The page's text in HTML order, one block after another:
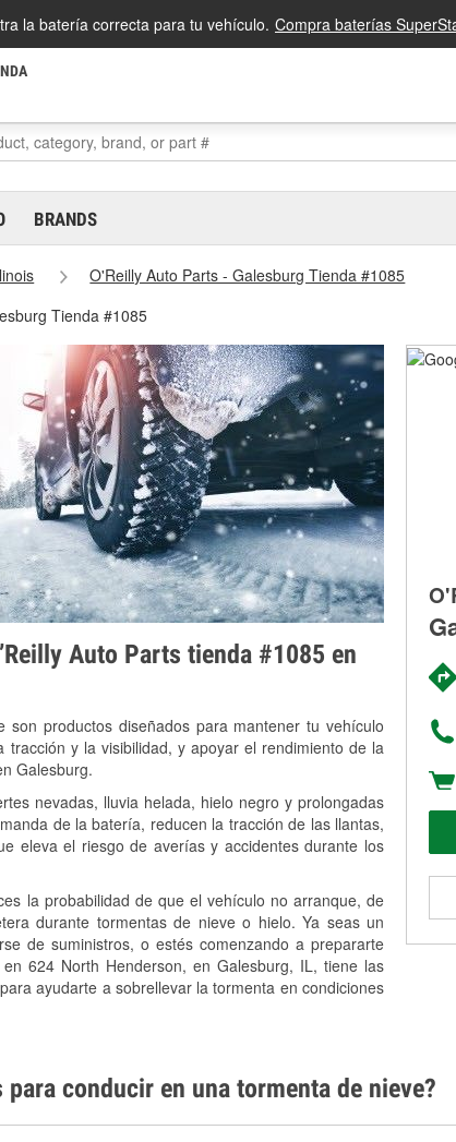
la batería correcta para tu vehículo. Compra baterías
BRANDS
O'Reilly Auto Parts - Galesburg Tienda #1085
Tienda #1085
Auto Parts tienda #1085 en
productos diseñados para mantener tu vehículo
y la visibilidad, y apoyar el rendimiento de la
Galesburg.
nevadas, lluvia helada, hielo negro y prolongadas
de la batería, reducen la tracción de las llantas,
eleva el riesgo de averías y accidentes durante los
la probabilidad de que el vehículo no arranque, de
durante tormentas de nieve o hielo. Ya seas un
de suministros, o estés comenzando a prepararte
624 North Henderson, en Galesburg, IL, tiene las
ayudarte a sobrellevar la tormenta en condiciones
conducir en una tormenta de nieve?